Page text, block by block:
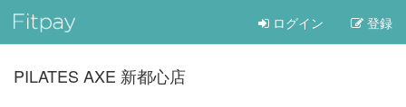
ログイン 登録
PILATES AXE 新都心店